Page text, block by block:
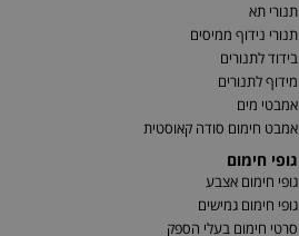
תנורי תא
תנורי נידוף ממיסים
בידוד לתנורים
מידוף לתנורים
אמבטי מים
אמבט חימום סודה קאוסטית
גופי חימום
גופי חימום אצבע
גופי חימום גמישים
סרטי חימום בעלי הספק